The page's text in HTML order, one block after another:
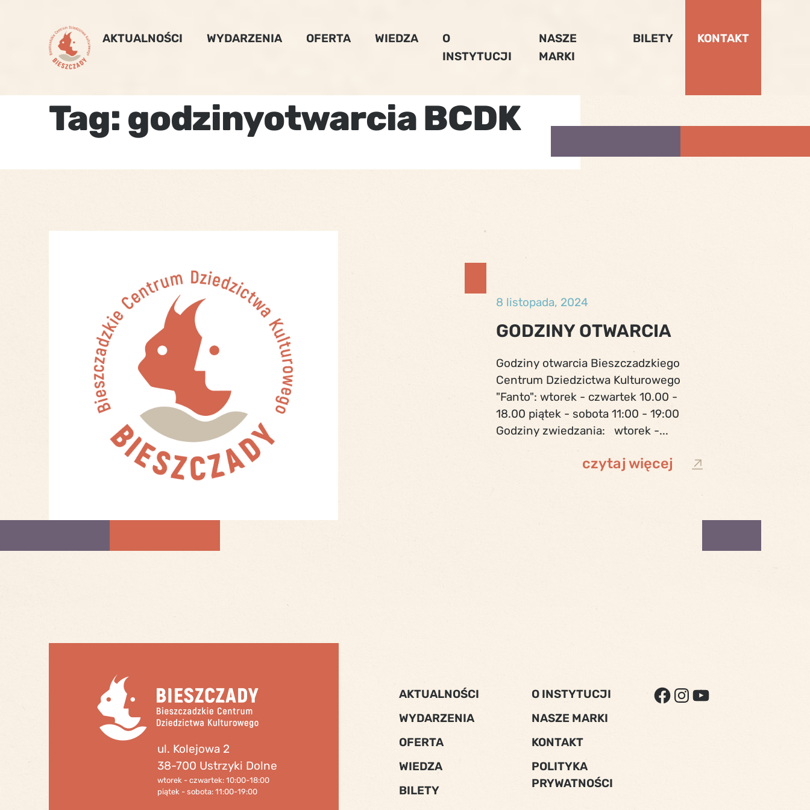
AKTUALNOŚCI WYDARZENIA OFERTA WIEDZA
O
INSTYTUCJI
NASZE
MARKI
BILETY KONTAKT
Tag: godzinyotwarcia BCDK
8 listopada, 2024
GODZINY OTWARCIA
Godziny otwarcia Bieszczadzkiego
Centrum Dziedzictwa Kulturowego
"Fanto": wtorek - czwartek 10.00 -
18.00 piątek - sobota 11:00 - 19:00
Godziny zwiedzania: wtorek -...
czytaj więcej
ul. Kolejowa 2
38-700 Ustrzyki Dolne
wtorek - czwartek: 10:00-18:00
piątek - sobota: 11:00-19:00
AKTUALNOŚCI
WYDARZENIA
OFERTA
WIEDZA
BILETY
O INSTYTUCJI
NASZE MARKI
KONTAKT
POLITYKA
PRYWATNOŚCI
FACEBOOK
INSTAGRAM